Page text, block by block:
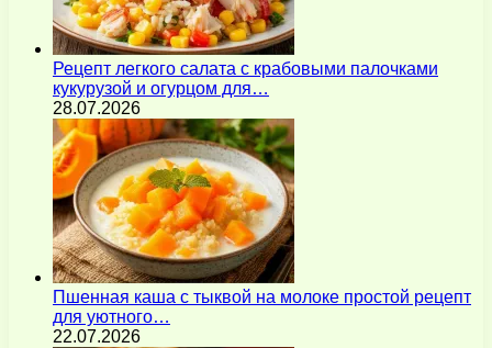
Рецепт легкого салата с крабовыми палочками
кукурузой и огурцом для…
28.07.2026
Пшенная каша с тыквой на молоке простой рецепт
для уютного…
22.07.2026